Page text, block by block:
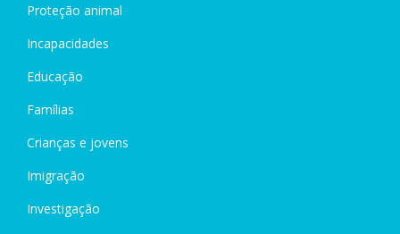
Proteção animal
Incapacidades
Educação
Famílias
Crianças e jovens
Imigração
Investigação